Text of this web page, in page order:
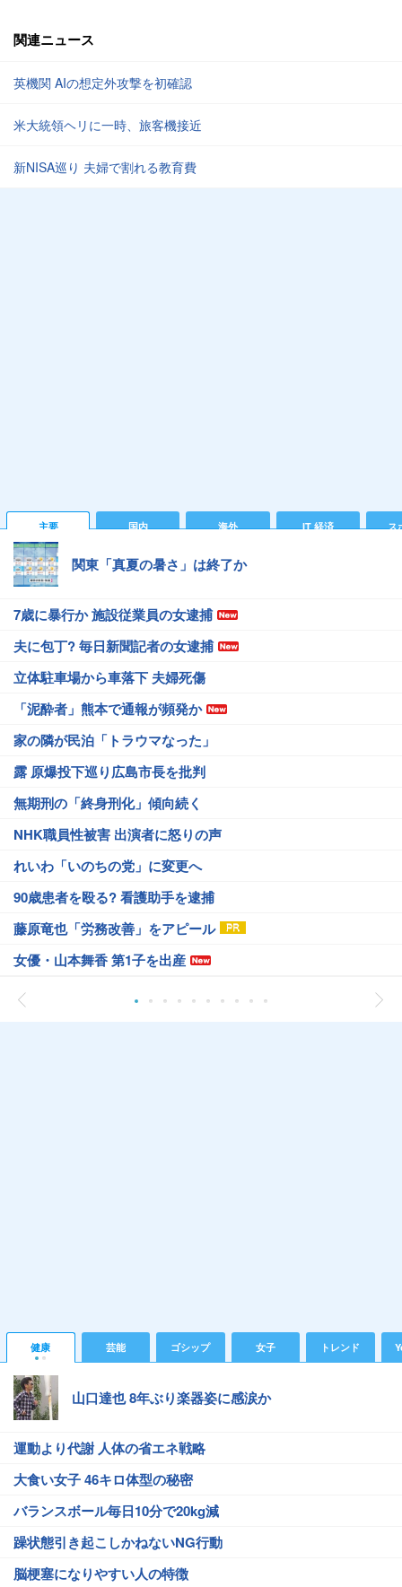
関連ニュース
英機関 AIの想定外攻撃を初確認
米大統領ヘリに一時、旅客機接近
新NISA巡り 夫婦で割れる教育費
主要 国内 海外 IT 経済 ス
関東「真夏の暑さ」は終了か
7歳に暴行か 施設従業員の女逮捕
夫に包丁? 毎日新聞記者の女逮捕
立体駐車場から車落下 夫婦死傷
「泥酔者」熊本で通報が頻発か
家の隣が民泊「トラウマなった」
露 原爆投下巡り広島市長を批判
無期刑の「終身刑化」傾向続く
NHK職員性被害 出演者に怒りの声
れいわ「いのちの党」に変更へ
90歳患者を殴る? 看護助手を逮捕
藤原竜也「労務改善」をアピール
女優・山本舞香 第1子を出産
健康 芸能 ゴシップ 女子 トレンド
山口達也 8年ぶり楽器姿に感涙か
運動より代謝 人体の省エネ戦略
大食い女子 46キロ体型の秘密
バランスボール毎日10分で20kg減
躁状態引き起こしかねないNG行動
脳梗塞になりやすい人の特徴